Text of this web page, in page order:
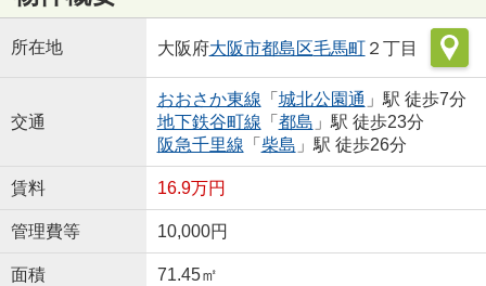
所在地 大阪府大阪市都島区毛馬町２丁目
交通
おおさか東線 「 城北公園通 」駅 徒歩7分
地下鉄谷町線 「 都島 」駅 徒歩23分
阪急千里線 「 柴島 」駅 徒歩26分
賃料 16.9万円
管理費等 10,000円
面積 71.45㎡